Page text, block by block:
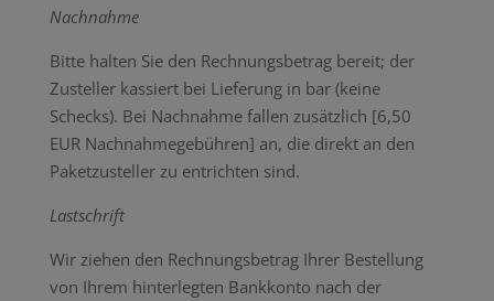
Nachnahme
Bitte halten Sie den Rechnungsbetrag bereit; der
Zusteller kassiert bei Lieferung in bar (keine
Schecks). Bei Nachnahme fallen zusätzlich [6,50
EUR Nachnahmegebühren] an, die direkt an den
Paketzusteller zu entrichten sind.
Lastschrift
Wir ziehen den Rechnungsbetrag Ihrer Bestellung
von Ihrem hinterlegten Bankkonto nach der